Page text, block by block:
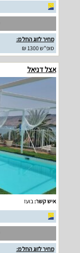
מחיר לזוג החל מ:
סופ"ש 1300 ₪
אצל דניאל
איש קשר: בועז
מחיר לזוג החל מ: